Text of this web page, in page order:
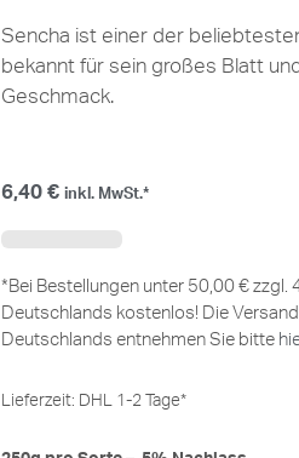
Sencha ist einer der
bekannt für sein großes Blatt
Geschmack.
6,40 € inkl. MwSt.*
*Bei Bestellungen unter 50,00 € zzgl.
Deutschlands kostenlos! Die
Deutschlands entnehmen Sie bitte
Lieferzeit: DHL 1-2 Tage*